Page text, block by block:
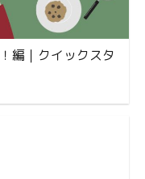
編｜クイックスタ